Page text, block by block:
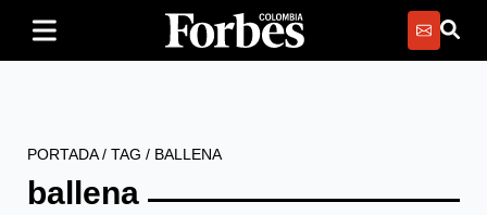
PORTADA/ TAG / BALLENA
ballena